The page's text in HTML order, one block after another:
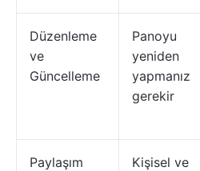
Düzenleme
ve
Güncelleme
Panoyu
yeniden
yapmanız
gerekir
Paylaşım
Kişisel ve